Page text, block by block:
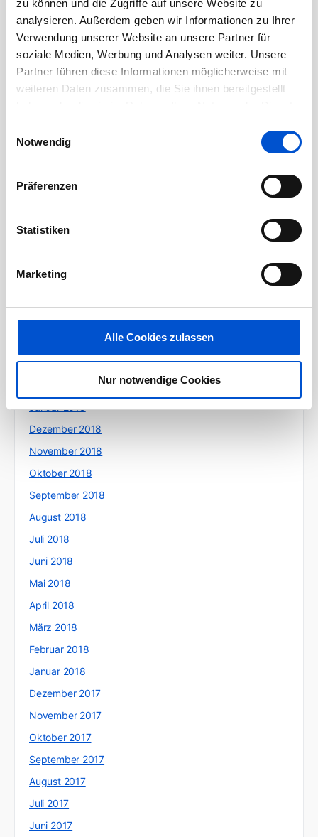
zu können und die Zugriffe auf unsere Website zu
analysieren. Außerdem geben wir Informationen zu Ihrer
Verwendung unserer Website an unsere Partner für
soziale Medien, Werbung und Analysen weiter. Unsere
Partner führen diese Informationen möglicherweise mit
weiteren Daten zusammen, die Sie ihnen bereitgestellt
Notwendig
Präferenzen
Statistiken
Marketing
Alle Cookies zulassen
Nur notwendige Cookies
Juli 2020
Juni 2020
Mai 2020
April 2020
Januar 2020
November 2019
September 2019
Juli 2019
Mai 2019
März 2019
Januar 2019
Dezember 2018
November 2018
Oktober 2018
September 2018
August 2018
Juli 2018
Juni 2018
Mai 2018
April 2018
März 2018
Februar 2018
Januar 2018
Dezember 2017
November 2017
Oktober 2017
September 2017
August 2017
Juli 2017
Juni 2017